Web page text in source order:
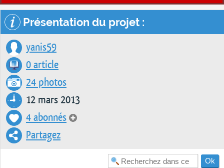
Présentation du projet :
yanis59
0 article
24 photos
12 mars 2013
4 abonnés
Partagez